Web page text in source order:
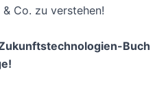
Co. zu verstehen!
Buch